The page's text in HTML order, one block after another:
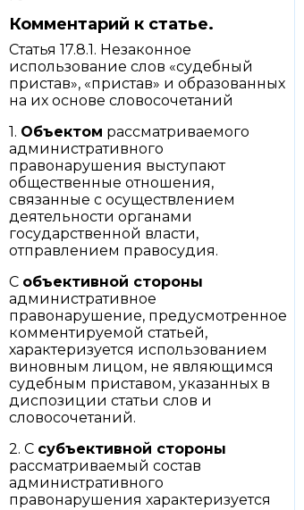
Комментарий к статье.
Статья 17.8.1. Незаконное
использование слов «судебный
пристав», «пристав» и образованных
на их основе словосочетаний
1. Объектом рассматриваемого
административного
правонарушения выступают
общественные отношения,
связанные с осуществлением
деятельности органами
государственной власти,
отправлением правосудия.
С объективной стороны
административное
правонарушение, предусмотренное
комментируемой статьей,
характеризуется использованием
виновным лицом, не являющимся
судебным приставом, указанных в
диспозиции статьи слов и
словосочетаний.
2. С субъективной стороны
рассматриваемый состав
административного
правонарушения характеризуется